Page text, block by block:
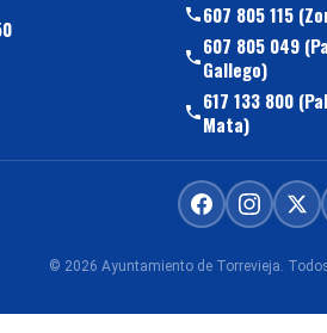
607 805 115
607 805 049
Gallego)
617 133 800
Mata)
© 2026 Ayuntamiento de Torrevieja.